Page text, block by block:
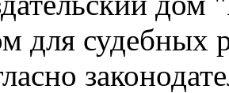
для судебных